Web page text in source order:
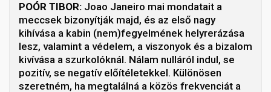
POÓR TIBOR: Joao Janeiro mai mondatait a
meccsek bizonyítják majd, és az első nagy
kihívása a kabin (nem)fegyelmének helyrerázása
lesz, valamint a védelem, a viszonyok és a bizalom
kivívása a szurkolóknál. Nálam nulláról indul, se
pozitív, se negatív előítéletekkel. Különösen
szeretném, ha megtalálná a közös frekvenciát a